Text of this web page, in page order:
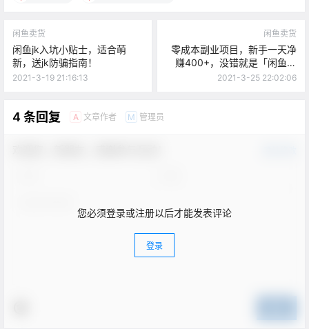
闲鱼卖货
闲鱼jk入坑小贴士，适合萌
新，送jk防骗指南！
2021-3-19 21:16:13
闲鱼卖货
零成本副业项目，新手一天净
赚400+，没错就是「闲鱼卖
货」
2021-3-25 22:02:06
4 条回复 A 文章作者 M 管理员
您必须登录或注册以后才能发表评论
登录